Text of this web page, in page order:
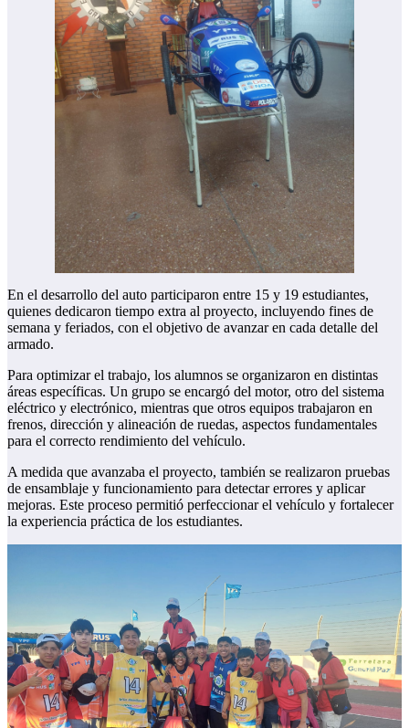
En el desarrollo del auto participaron entre 15 y 19 estudiantes,
quienes dedicaron tiempo extra al proyecto, incluyendo fines de
semana y feriados, con el objetivo de avanzar en cada detalle del
armado.
Para optimizar el trabajo, los alumnos se organizaron en distintas
áreas específicas. Un grupo se encargó del motor, otro del sistema
eléctrico y electrónico, mientras que otros equipos trabajaron en
frenos, dirección y alineación de ruedas, aspectos fundamentales
para el correcto rendimiento del vehículo.
A medida que avanzaba el proyecto, también se realizaron pruebas
de ensamblaje y funcionamiento para detectar errores y aplicar
mejoras. Este proceso permitió perfeccionar el vehículo y fortalecer
la experiencia práctica de los estudiantes.